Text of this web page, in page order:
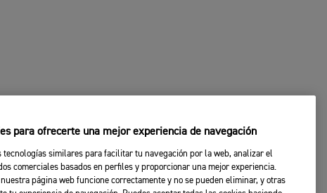
para ofrecerte una mejor experiencia de navegación
tecnologías similares para facilitar tu navegación por la web, analizar el
comerciales basados en perfiles y proporcionar una mejor experiencia.
página web funcione correctamente y no se pueden eliminar, y otras